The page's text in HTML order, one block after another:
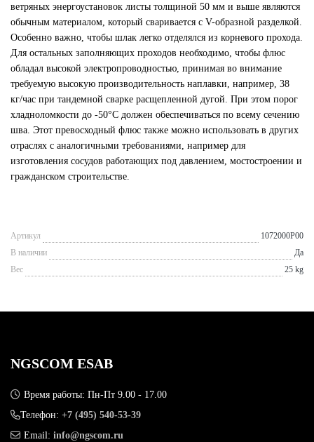
ветряных энергоустановок листы толщиной 50 мм и выше являются
обычным материалом, который сваривается с V-образной разделкой.
Особенно важно, чтобы шлак легко отделялся из корневого прохода.
Для остальных заполняющих проходов необходимо, чтобы флюс
обладал высокой электропроводностью, принимая во внимание
требуемую высокую производительность наплавки, например, 38
кг/час при тандемной сварке расщепленной дугой. При этом порог
хладноломкости до -50°С должен обеспечиваться по всему сечению
шва. Этот превосходный флюс также можно использовать в других
отраслях с аналогичными требованиями, например для
изготовления сосудов работающих под давлением, мостостроении и
гражданском строительстве.
Артикул
1072000P00
В наличии
Да
Вес
25 kg
NGSCOM ESAB
Время работы: Пн-Пт 9.00 - 17.00
Телефон: +7 (495) 540-53-39
Email: info@ngscom.ru